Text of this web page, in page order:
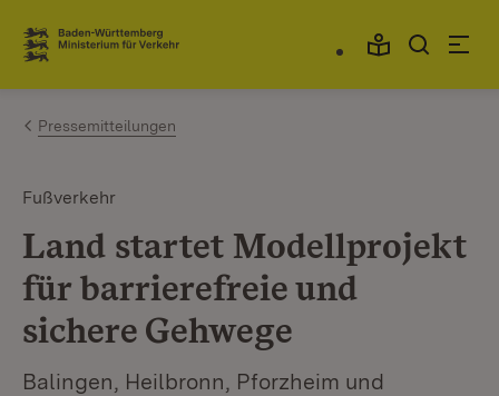
Zum Inhalt springen
Link zur Startseite
Pressemitteilungen
Fußverkehr
Land startet Modellprojekt
für barrierefreie und
sichere Gehwege
Balingen, Heilbronn, Pforzheim und